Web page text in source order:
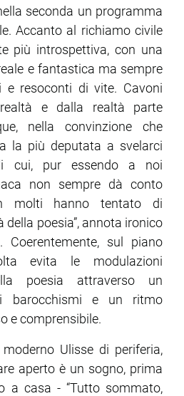
seconda un programma
Accanto al richiamo civile
più introspettiva, con una
e fantastica ma sempre
e resoconti di vite. Cavoni
e dalla realtà parte
nella convinzione che
la più deputata a svelarci
cui, pur essendo a noi
non sempre dà conto
molti hanno tentato di
poesia”, annota ironico
Coerentemente, sul piano
evita le modulazioni
poesia attraverso un
barocchismi e un ritmo
e comprensibile.
Ulisse di periferia,
aperto è un sogno, prima
a casa - “Tutto sommato,